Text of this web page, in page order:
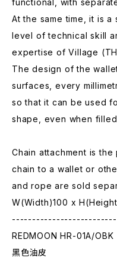
At the same time, it is
level of technical skill
expertise of Village
The design of the
surfaces, every
so that it can be used
shape, even when
Chain attachment is
chain to a wallet or
and rope are sold
W(Width)100 x
REDMOON HR-01A/OBK
黑色油皮